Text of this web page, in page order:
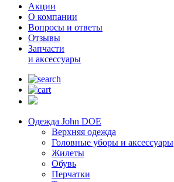
Акции
О компании
Вопросы и ответы
Отзывы
Запчасти
и аксессуары
Одежда John DOE
Верхняя одежда
Головные уборы и аксессуары
Жилеты
Обувь
Перчатки